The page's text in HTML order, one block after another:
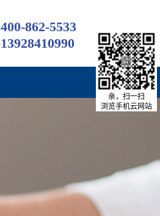
400-862-5533
13928410990
亲，扫一扫
浏览手机云网站